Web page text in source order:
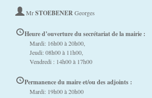
MrSTOEBENERGeorges
Heure d’ouverture du secrétariat de la mairie :
Mardi: 16h00 à 20h00,
Jeudi: 08h00 à 11h00,
Vendredi : 14h00 à 17h00
Permanence du maire et/ou des adjoints :
Mardi: 19h00 à 20h00